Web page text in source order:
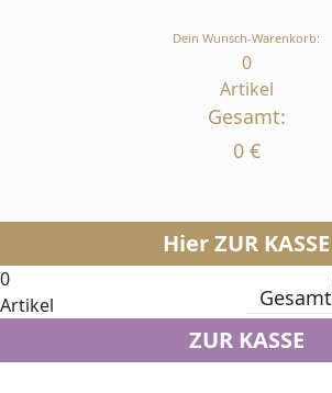
Dein Wunsch-Warenkorb:
0
Artikel
Gesamt:
0 €
Hier ZUR KASSE
0
Artikel
Gesamt
ZUR KASSE